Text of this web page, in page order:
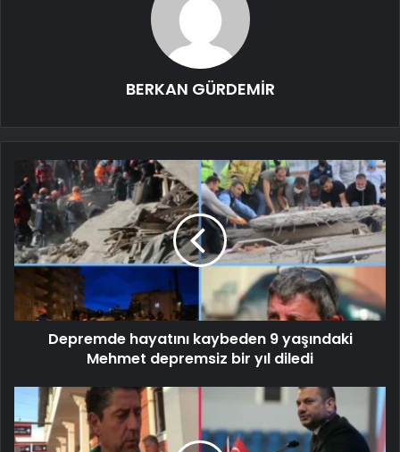
BERKAN GÜRDEMİR
Depremde hayatını kaybeden 9 yaşındaki
Mehmet depremsiz bir yıl diledi